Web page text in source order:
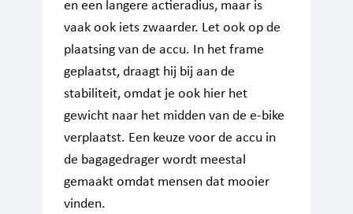
en een langere actieradius, maar is
vaak ook iets zwaarder. Let ook op de
plaatsing van de accu. In het frame
geplaatst, draagt hij bij aan de
stabiliteit, omdat je ook hier het
gewicht naar het midden van de e-bike
verplaatst. Een keuze voor de accu in
de bagagedrager wordt meestal
gemaakt omdat mensen dat mooier
vinden.